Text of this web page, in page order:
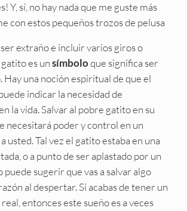
Y, sí, no hay nada que me guste más
con estos pequeños trozos de pelusa
extraño e incluir varios giros o
es un símboloque significa ser
Hay una noción espiritual de que el
indicar la necesidad de
la vida. Salvar al pobre gatito en su
necesitará poder y control en un
usted. Tal vez el gatito estaba en una
o a punto de ser aplastado por un
puede sugerir que vas a salvar algo
al despertar. Si acabas de tener un
entonces este sueño es a veces